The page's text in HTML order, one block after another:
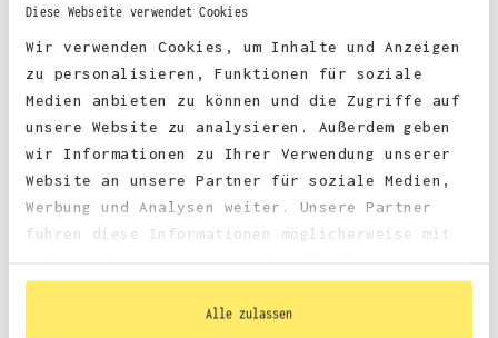
Diese Webseite verwendet Cookies
Wir verwenden Cookies, um Inhalte und Anzeigen
zu personalisieren, Funktionen für soziale
Medien anbieten zu können und die Zugriffe auf
unsere Website zu analysieren. Außerdem geben
wir Informationen zu Ihrer Verwendung unserer
Website an unsere Partner für soziale Medien,
Werbung und Analysen weiter. Unsere Partner
führen diese Informationen möglicherweise mit
bereitgestellt haben oder die sie im Rahmen
Ihrer Nutzung der Dienste gesammelt haben.
Alle zulassen
Stoffgewicht : 330 g/m²
Zertifizierungen:
faire Arbeitsbedingungen